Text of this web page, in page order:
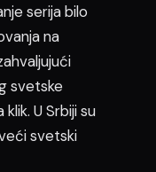
serija bilo
na
svetske
U Srbiji su
svetski